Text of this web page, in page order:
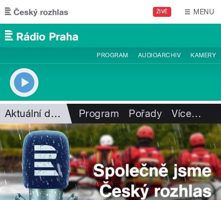
Přejít k hlavnímu obsahu
ŽIVĚ MENU
PROGRAM AUDIOARCHIV KAMERY
Aktuální dění Program Pořady Více…